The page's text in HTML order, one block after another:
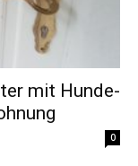
mit Hunde-
0